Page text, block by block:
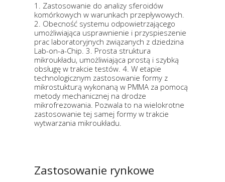
1. Zastosowanie do analizy sferoidów
komórkowych w warunkach przepływowych.
2. Obecność systemu odpowietrzającego
umożliwiająca usprawnienie i przyspieszenie
prac laboratoryjnych związanych z dziedzina
Lab-on-a-Chip. 3. Prosta struktura
mikroukładu, umożliwiająca prostą i szybką
obsługę w trakcie testów. 4. W etapie
technologicznym zastosowanie formy z
mikrostukturą wykonaną w PMMA za pomocą
metody mechanicznej na drodze
mikrofrezowania. Pozwala to na wielokrotne
zastosowanie tej samej formy w trakcie
wytwarzania mikroukładu.
Zastosowanie rynkowe